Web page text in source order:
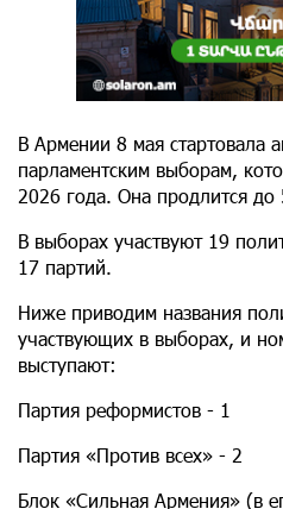
В Армении 8 мая стартовала
парламентским выборам,
2026 года. Она продлится до
В выборах участвуют 19
17 партий.
Ниже приводим названия
участвующих в выборах, и
выступают:
Партия реформистов - 1
Партия «Против всех» - 2
Блок «Сильная Армения» (в